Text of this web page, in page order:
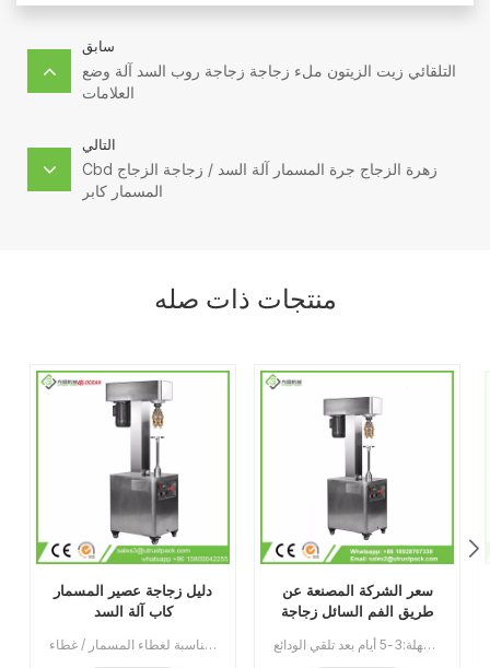
سابق
التلقائي زيت الزيتون ملء زجاجة زجاجة روب السد آلة وضع
العلامات
التالي
Cbd زهرة الزجاج جرة المسمار آلة السد / زجاجة الزجاج
المسمار كابر
منتجات ذات صله
دليل زجاجة عصير المسمار
كاب آلة السد
آلة تغطية الغطاء اللولبي اليدوي مناسبة لغطاء المسمار / غطاء Ropp / ختم غطاء العقص على الزجاجة / الزجاجة البلاستيكية. يستخدم على نطاق واسع في صناعات النبيذ والشراب والسائل الفموي ومبيدات الآفات.رقم الصنف:UT1BSG4سعر:1540نطاق السعر:4 ~ 5/1360 دولارًانطاق السعر:2 ~ 3/1430 دولارالحد الأدنى للطلب:1قسط:TTميناء الشحن:قوانغتشوالمنطقة الأصلية:قوانغتشو، الصينمهلة:15 يوما بعد تلقي الودائع
سعر الشركة المصنعة عن
طريق الفم السائل زجاجة
إن آلة وضع غطاء الزجاجات الشفوية من الشركة المصنعة هي عبارة عن معدات السد المصنوعة من الألومنيوم ضد السرقة للزجاجات البلاستيكية عالية الجودة والزجاجات الزجاجية. يستخدم على نطاق واسع في صناعة المواد الغذائية والصناعات الكيماوية والصناعات الطبية والصيدلانية.الحد الأدنى للطلب:1قسط:تي / تميناء الشحن:قوانغتشوالمنطقة الأصلية:الصينمهلة:3-5 أيام بعد تلقي الودائع